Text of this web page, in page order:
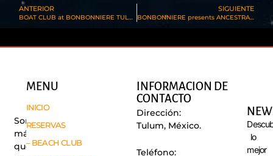
ANTERIOR
BOAT CLUB at BONBONNIERE TULUM
SIGUIENTE
BONBONNIERE presents ANCESTRAL SOUL
Somos
más
que
MENU
INICIO
RESERVAS
– BEACH CLUB
INFORMACION DE
CONTACTO
Dirección:
Tulum, México.
Teléfono:
lo
mejor